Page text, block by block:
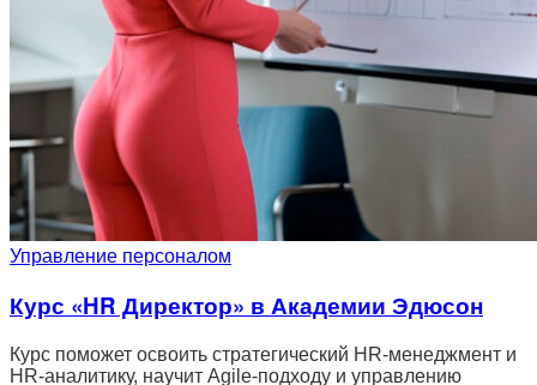
Управление персоналом
Курс «HR Директор» в Академии Эдюсон
Курс поможет освоить стратегический HR-менеджмент и
HR-аналитику, научит Agile-подходу и управлению